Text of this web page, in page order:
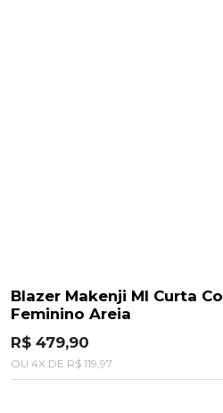
Blazer Makenji Ml Curta
Feminino Areia
R$ 479,90
OU 4X DE R$ 119,97